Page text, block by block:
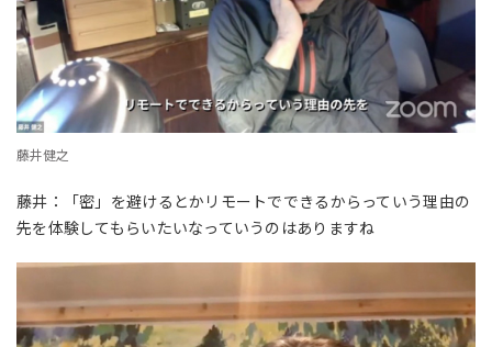
藤井健之
藤井：「密」を避けるとかリモートでできるからっていう理由の
先を体験してもらいたいなっていうのはありますね